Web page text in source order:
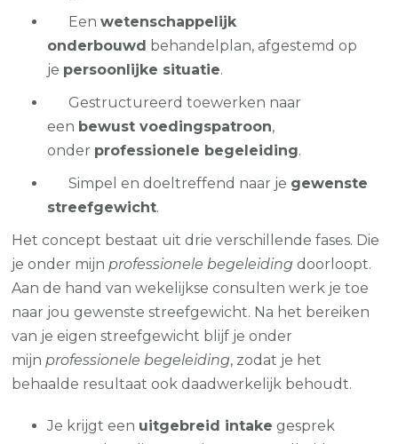
Eenwetenschappelijk
onderbouwd behandelplan, afgestemd op
je persoonlijke situatie.
Gestructureerd toewerken naar
een bewust voedingspatroon,
onder professionele begeleiding.
Simpel en doeltreffend naar je gewenste
streefgewicht.
Het concept bestaat uit drie verschillende fases. Die
je onder mijnprofessionele begeleidingdoorloopt.
Aan de hand van wekelijkse consulten werk je toe
naar jou gewenste streefgewicht. Na het bereiken
van je eigen streefgewicht blijf je onder
mijnprofessionele begeleiding, zodat je het
behaalde resultaat ook daadwerkelijk behoudt.
Je krijgt een uitgebreid intake gesprek